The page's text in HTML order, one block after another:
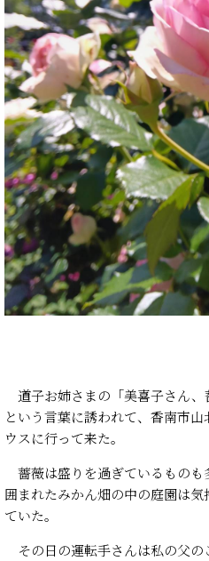
道子お姉さまの「美喜子さん、
という言葉に誘われて、香南市
ウスに行って来た。
薔薇は盛りを過ぎているものも
囲まれたみかん畑の中の庭園は
ていた。
その日の運転手さんは私の父の